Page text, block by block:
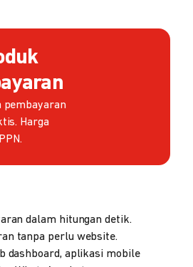
pembayaran
Harga
dalam hitungan detik.
tanpa perlu website.
dashboard, aplikasi mobile